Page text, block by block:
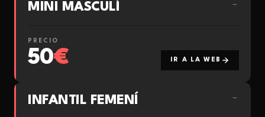
MINI MASCULÍ →
PRECIO
50€ IR A LA WEB
INFANTIL FEMENÍ →